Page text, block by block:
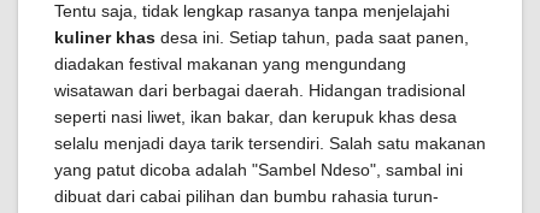
Tentu saja, tidak lengkap rasanya tanpa menjelajahi
kuliner khas desa ini. Setiap tahun, pada saat panen,
diadakan festival makanan yang mengundang
wisatawan dari berbagai daerah. Hidangan tradisional
seperti nasi liwet, ikan bakar, dan kerupuk khas desa
selalu menjadi daya tarik tersendiri. Salah satu makanan
yang patut dicoba adalah "Sambel Ndeso", sambal ini
dibuat dari cabai pilihan dan bumbu rahasia turun-